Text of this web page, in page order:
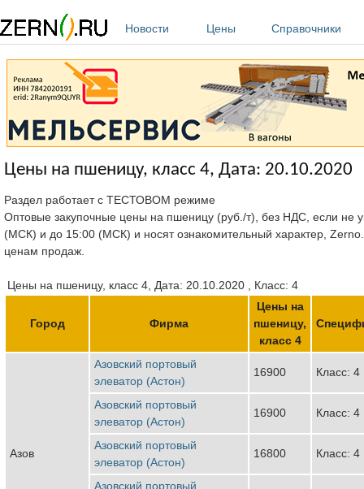
Новости
Цены Справочники
Цены на пшеницу, класс 4, Дата: 20.10.2020
Раздел работает с ТЕСТОВОМ режиме
Оптовые закупочные цены на пшеницу (руб./т), без НДС, если не
(МСК) и до 15:00 (МСК) и носят ознакомительный характер,
ценам продаж.
Цены на пшеницу, класс 4, Дата: 20.10.2020 , Класс: 4
Город Фирма
Цены на
пшеницу,
класс 4
Азов
Азовский портовый
элеватор (Астон)
16900 Класс: 4
Азовский портовый
элеватор (Астон)
16900 Класс: 4
Азовский портовый
элеватор (Астон)
16800 Класс: 4
Азовский портовый